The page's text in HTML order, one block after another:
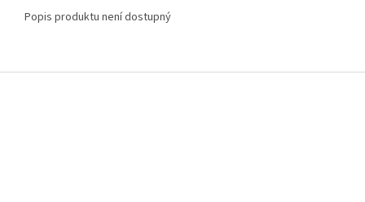
Popis produktu není dostupný